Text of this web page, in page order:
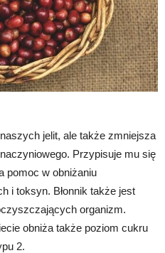
jelit, ale także zmniejsza
Przypisuje mu się
pomoc w obniżaniu
i toksyn. Błonnik także jest
organizm.
obniża także poziom cukru
2.